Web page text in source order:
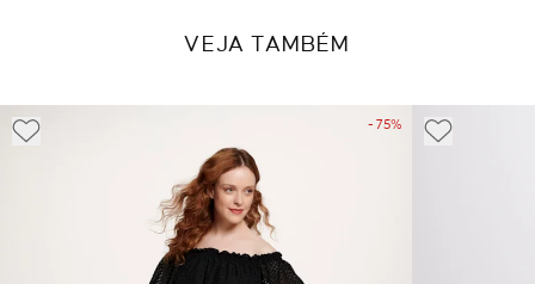
VEJA TAMBÉM
- 75%